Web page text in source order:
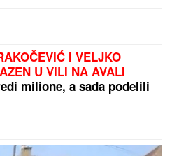
I VELJKO
U VILI NA AVALI
milione, a sada podelili